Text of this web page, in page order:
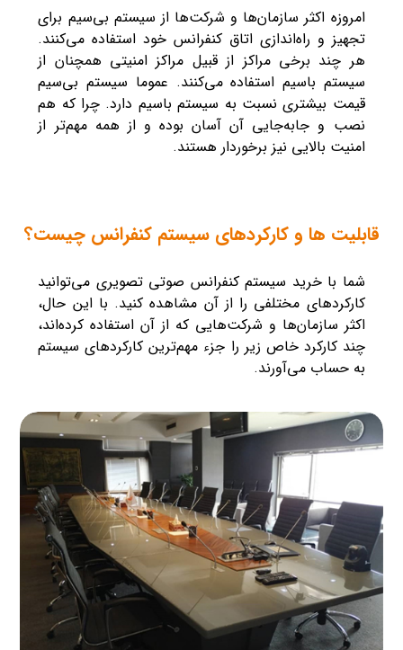
امروزه اکثر سازمان‌ها و شرکت‌ها از سیستم بی‌سیم برای
تجهیز و راه‌اندازی اتاق کنفرانس خود استفاده می‌کنند.
هر چند برخی مراکز از قبیل مراکز امنیتی همچنان از
سیستم باسیم استفاده می‌کنند. عموما سیستم بی‌سیم
قیمت بیشتری نسبت به سیستم باسیم دارد. چرا که هم
نصب و جابه‌جایی آن آسان بوده و از همه مهم‌تر از
امنیت بالایی نیز برخوردار هستند.
قابلیت ها و کارکردهای سیستم کنفرانس چیست؟
شما با خرید سیستم کنفرانس صوتی تصویری می‌توانید
کارکردهای مختلفی را از آن مشاهده کنید. با این حال،
اکثر سازمان‌ها و شرکت‌هایی که از آن استفاده کرده‌اند،
چند کارکرد خاص زیر را جزء مهم‌ترین کارکردهای سیستم
به حساب می‌آورند.